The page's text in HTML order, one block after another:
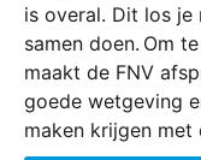
is overal. Dit los
samen doen. Om
maakt de FNV
goede wetgeving
maken krijgen met